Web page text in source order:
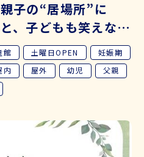
子の“居場所”に
、子どもも笑えな
館 土曜日OPEN
妊娠期
内 屋外 幼児
父親